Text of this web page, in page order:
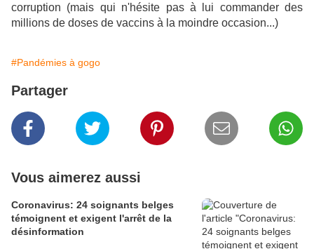
corruption (mais qui n'hésite pas à lui commander des
millions de doses de vaccins à la moindre occasion...)
#Pandémies à gogo
Partager
Vous aimerez aussi
Coronavirus: 24 soignants belges
témoignent et exigent l'arrêt de la
désinformation